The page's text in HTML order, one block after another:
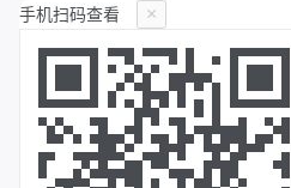
手机扫码查看 ×